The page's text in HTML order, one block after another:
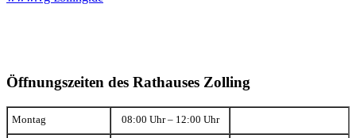
Öffnungszeiten des Rathauses Zolling
Montag 08:00 Uhr – 12:00 Uhr